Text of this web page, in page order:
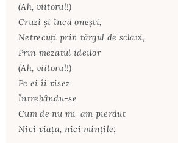
(Ah, viitorul!)
Cruzi şi încă oneşti,
Netrecuţi prin târgul de sclavi,
Prin mezatul ideilor
(Ah, viitorul!)
Pe ei îi visez
Întrebându-se
Cum de nu mi-am pierdut
Nici viaţa, nici minţile;